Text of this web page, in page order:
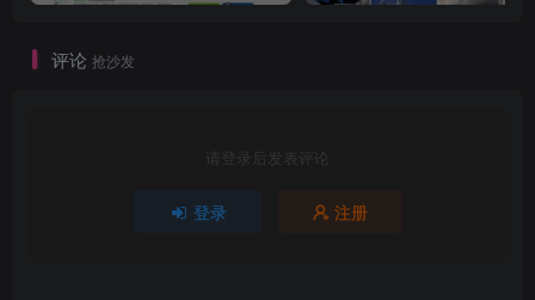
评论 抢沙发
请登录后发表评论
登录 注册